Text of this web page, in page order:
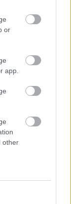
or
app.
other